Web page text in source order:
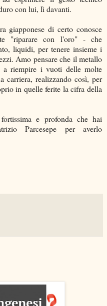
con lui, lì davanti.
giapponese di certo conosce
"riparare con l'oro" - che
liquidi, per tenere insieme i
Amo pensare che il metallo
a riempire i vuoti delle molte
carriera, realizzando così, per
in quelle ferite la cifra della
e profonda che hai
Parcesepe per averlo